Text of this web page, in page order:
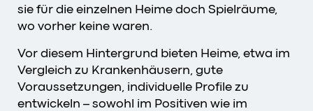
sie für die einzelnen Heime doch Spielräume,
wo vorher keine waren.
Vor diesem Hintergrund bieten Heime, etwa im
Vergleich zu Krankenhäusern, gute
Voraussetzungen, individuelle Profile zu
entwickeln – sowohl im Positiven wie im